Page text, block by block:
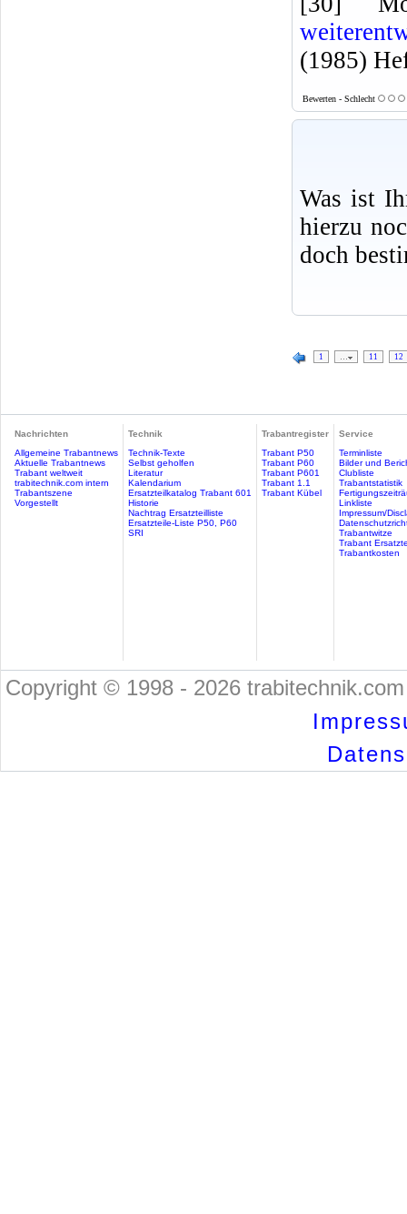
(1985)
Bewerten - Schlecht
Was ist
hierzu
doch
1 11 12
Nachrichten
Allgemeine Trabantnews
Aktuelle Trabantnews
Trabant weltweit
trabitechnik.com intern
Trabantszene
Vorgestellt
Technik
Technik-Texte
Selbst geholfen
Literatur
Kalendarium
Ersatzteilkatalog Trabant 601
Historie
Nachtrag Ersatzteilliste
Ersatzteile-Liste P50, P60
SRI
Trabantregister
Trabant P50
Trabant P60
Trabant P601
Trabant 1.1
Trabant Kübel
Service
Terminliste
Bilder und
Clubliste
Trabantstatistik
Linkliste
Impressum/
Trabantwitze
Trabant
Trabantkosten
Copyright © 1998 - 2026